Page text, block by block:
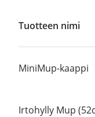
Tuotteen nimi
MiniMup-kaappi
Irtohylly Mup